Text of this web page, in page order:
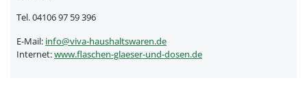
Tel. 04106 97 59 396
E-Mail: info@viva-haushaltswaren.de
Internet:www.flaschen-glaeser-und-dosen.de